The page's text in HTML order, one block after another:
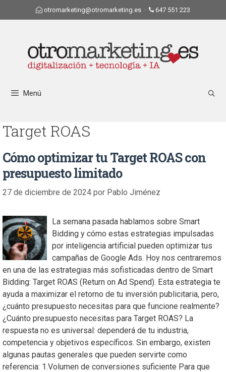
otromarketing@otromarketing.es · 647 551 223
Menú
Target ROAS
Cómo optimizar tu Target ROAS con
presupuesto limitado
27 de diciembre de 2024 por Pablo Jiménez
La semana pasada hablamos sobre Smart
Bidding y cómo estas estrategias impulsadas
por inteligencia artificial pueden optimizar tus
campañas de Google Ads. Hoy nos centraremos
en una de las estrategias más sofisticadas dentro de Smart
Bidding: Target ROAS (Return on Ad Spend). Esta estrategia te
ayuda a maximizar el retorno de tu inversión publicitaria, pero,
¿cuánto presupuesto necesitas para que funcione realmente?
¿Cuánto presupuesto necesitas para Target ROAS? La
respuesta no es universal: dependerá de tu industria,
competencia y objetivos específicos. Sin embargo, existen
algunas pautas generales que pueden servirte como
referencia: 1.Volumen de conversiones suficiente Para que